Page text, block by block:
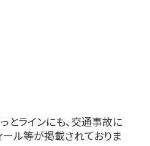
ラインにも、交通事故に
ル等が掲載されておりま